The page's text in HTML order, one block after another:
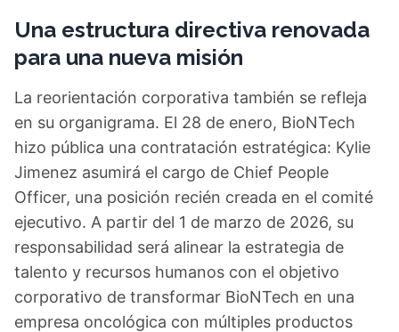
Una estructura directiva renovada
para una nueva misión
La reorientación corporativa también se refleja
en su organigrama. El 28 de enero, BioNTech
hizo pública una contratación estratégica: Kylie
Jimenez asumirá el cargo de Chief People
Officer, una posición recién creada en el comité
ejecutivo. A partir del 1 de marzo de 2026, su
responsabilidad será alinear la estrategia de
talento y recursos humanos con el objetivo
corporativo de transformar BioNTech en una
empresa oncológica con múltiples productos